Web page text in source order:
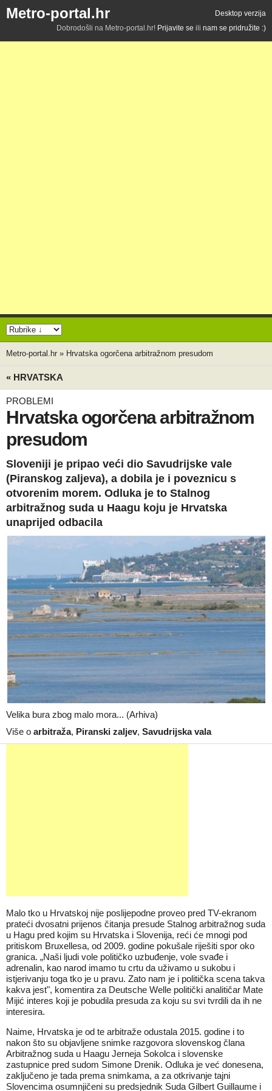
Metro-portal.hr
Desktop verzija
Dobrodošli na Metro-portal.hr! Prijavite se ili nam se pridružite :)
Metro-portal.hr » Hrvatska ogorčena arbitražnom presudom
« HRVATSKA
PROBLEMI
Hrvatska ogorčena arbitražnom
presudom
Sloveniji je pripao veći dio Savudrijske vale
(Piranskog zaljeva), a dobila je i poveznicu s
otvorenim morem. Odluka je to Stalnog
arbitražnog suda u Haagu koju je Hrvatska
unaprijed odbacila
Velika bura zbog malo mora... (Arhiva)
Više o arbitraža, Piranski zaljev, Savudrijska vala
Malo tko u Hrvatskoj nije poslijepodne proveo pred TV-ekranom
prateći dvosatni prijenos čitanja presude Stalnog arbitražnog suda
u Hagu pred kojim su Hrvatska i Slovenija, reći će mnogi pod
pritiskom Bruxellesa, od 2009. godine pokušale riješiti spor oko
granica. „Naši ljudi vole političko uzbuđenje, vole svađe i
adrenalin, kao narod imamo tu crtu da uživamo u sukobu i
istjerivanju toga tko je u pravu. Zato nam je i politička scena takva
kakva jest", komentira za Deutsche Welle politički analitičar Mate
Mijić interes koji je pobudila presuda za koju su svi tvrdili da ih ne
interesira.
Naime, Hrvatska je od te arbitraže odustala 2015. godine i to
nakon što su objavljene snimke razgovora slovenskog člana
Arbitražnog suda u Haagu Jerneja Sokolca i slovenske
zastupnice pred sudom Simone Drenik. Odluka je već donesena,
zaključeno je tada prema snimkama, a za otkrivanje tajni
Slovencima osumnjičeni su predsjednik Suda Gilbert Guillaume i